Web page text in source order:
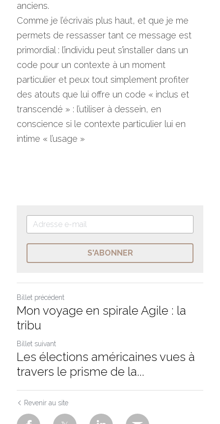
anciens.
Comme je l’écrivais plus haut, et que je me
permets de ressasser tant ce message est
primordial : l’individu peut s’installer dans un
code pour un contexte à un moment
particulier et peux tout simplement profiter
des atouts que lui offre un code « inclus et
transcendé » : l’utiliser à dessein, en
conscience si le contexte particulier lui en
intime « l’usage »
S'ABONNER
Billet précédent
Mon voyage en spirale Agile : la
tribu
Billet suivant
Les élections américaines vues à
travers le prisme de la...
Revenir au site